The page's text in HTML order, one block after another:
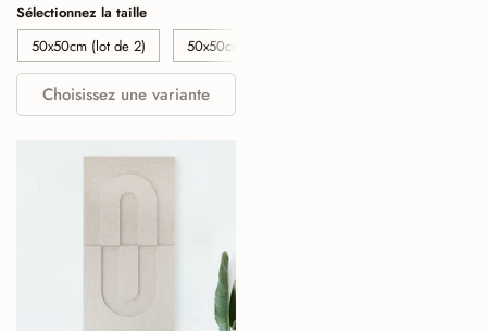
Sélectionnez la taille
50x50cm (lot de 2)
50x50cm (lot de 4)
Choisissez une variante